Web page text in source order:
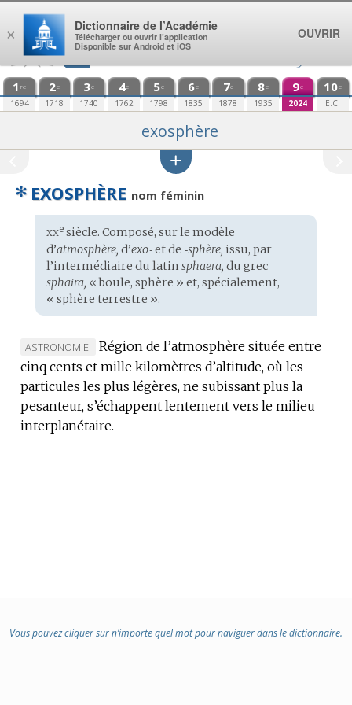
Aller au contenu
1 re
1694
2e
1718
3e
1740
4e
1762
5e
1798
6e
1835
7e
1878
8e
1935
9e
2024
10e
E.C.
exosphère
✻ EXOSPHÈRE nom féminin
Étymologie
:
xxesiècle. Composé, sur le modèle
d’atmosphère, d’exo‑et de ‑sphère, issu, par
l’intermédiaire du latin sphaera, du grec
sphaira, « boule, sphère » et, spécialement,
« sphère terrestre ».
MARQUE
DE
DOMAINE
:
ASTRONOMIE.
Région de l’atmosphère située entre
cinq cents et mille kilomètres d’altitude, où les
particules les plus légères, ne subissant plus la
pesanteur, s’échappent lentement vers le milieu
interplanétaire.
Vous pouvez cliquer sur n’importe quel mot pour naviguer dans le dictionnaire.
×
Dictionnaire de l’Académie
Télécharger ou ouvrir l’application
Disponible sur Android et iOS
OUVRIR